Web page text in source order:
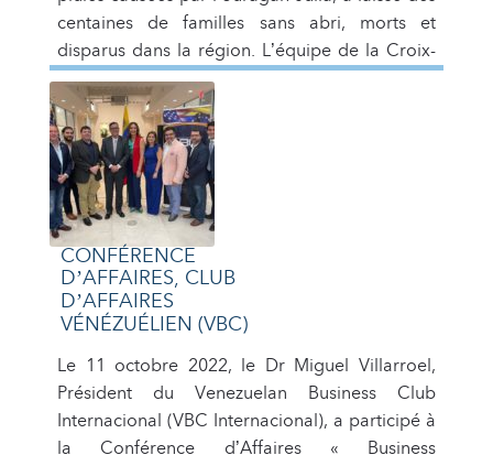
centaines de familles sans abri, morts et
disparus dans la région. L’équipe de la Croix-
Rouge vénézuélienne a réagi dès le […]
CONFÉRENCE
D’AFFAIRES, CLUB
D’AFFAIRES
VÉNÉZUÉLIEN (VBC)
Le 11 octobre 2022, le Dr Miguel Villarroel,
Président du Venezuelan Business Club
Internacional (VBC Internacional), a participé à
la Conférence d’Affaires « Business